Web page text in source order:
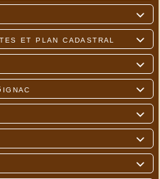


et plan cadastral




